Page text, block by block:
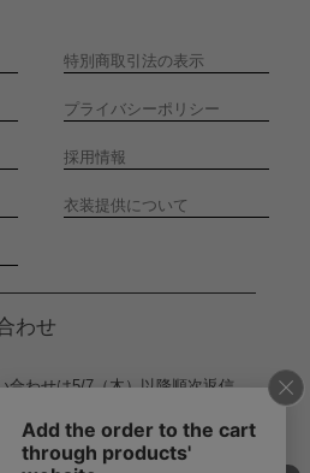
特別商取引法の表示
プライバシーポリシー
採用情報
衣装提供について
わせ
合わせは5/7（木）以降順次返信